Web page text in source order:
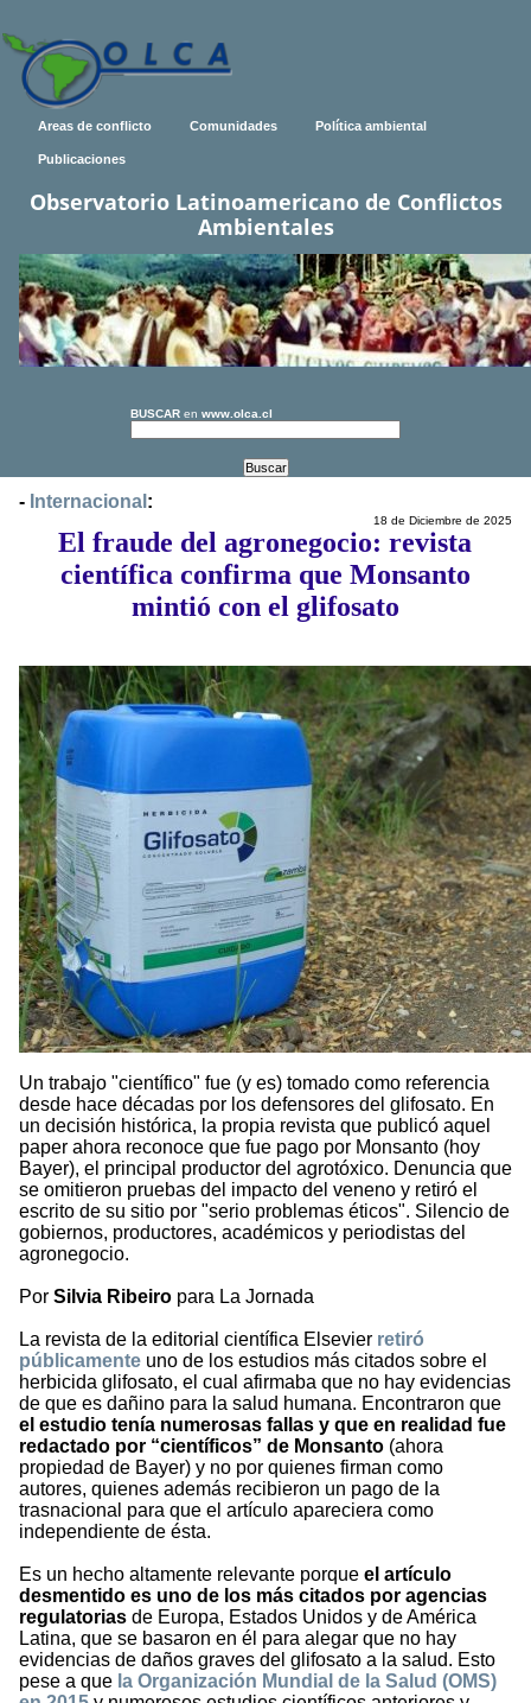
Areas de conflicto Comunidades Política ambiental
Publicaciones
Observatorio Latinoamericano de Conflictos
Ambientales
BUSCAR en www.olca.cl
- Internacional :
18 de Diciembre de 2025
El fraude del agronegocio: revista
científica confirma que Monsanto
mintió con el glifosato
Un trabajo "científico" fue (y es) tomado como referencia
desde hace décadas por los defensores del glifosato. En
un decisión histórica, la propia revista que publicó aquel
paper ahora reconoce que fue pago por Monsanto (hoy
Bayer), el principal productor del agrotóxico. Denuncia que
se omitieron pruebas del impacto del veneno y retiró el
escrito de su sitio por "serio problemas éticos". Silencio de
gobiernos, productores, académicos y periodistas del
agronegocio.
Por Silvia Ribeiro para La Jornada
La revista de la editorial científica Elsevier retiró
públicamente uno de los estudios más citados sobre el
herbicida glifosato, el cual afirmaba que no hay evidencias
de que es dañino para la salud humana. Encontraron que
el estudio tenía numerosas fallas y que en realidad fue
redactado por “científicos” de Monsanto (ahora
propiedad de Bayer) y no por quienes firman como
autores, quienes además recibieron un pago de la
trasnacional para que el artículo apareciera como
independiente de ésta.
Es un hecho altamente relevante porque el artículo
desmentido es uno de los más citados por agencias
regulatorias de Europa, Estados Unidos y de América
Latina, que se basaron en él para alegar que no hay
evidencias de daños graves del glifosato a la salud. Esto
pese a que la Organización Mundial de la Salud (OMS)